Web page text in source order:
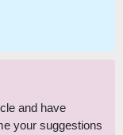
and have
your suggestions